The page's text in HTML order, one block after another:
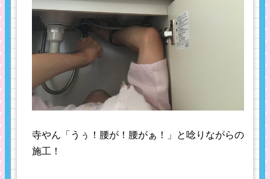
寺やん「うぅ！腰が！腰がぁ！」と唸りながらの
施工！